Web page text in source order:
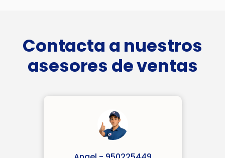
Contacta a nuestros
asesores de ventas